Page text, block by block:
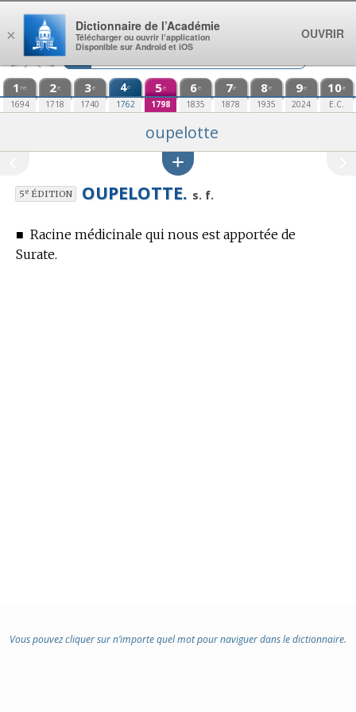
Aller au contenu
1 re
1694
2e
1718
3e
1740
4e
1762
5e
1798
6e
1835
7e
1878
8e
1935
9e
2024
10e
E.C.
oupelotte
5eÉDITION OUPELOTTE. s. f.
■ Racine médicinale qui nous est apportée de
Surate.
Vous pouvez cliquer sur n’importe quel mot pour naviguer dans le dictionnaire.
×
Dictionnaire de l’Académie
Télécharger ou ouvrir l’application
Disponible sur Android et iOS
OUVRIR